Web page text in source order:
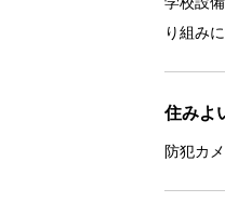
り組みに
住みよ
防犯カ